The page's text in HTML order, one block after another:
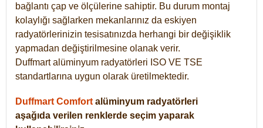
bağlantı çap ve ölçülerine sahiptir. Bu durum montaj
kolaylığı sağlarken mekanlarınız da eskiyen
radyatörlerinizin tesisatınızda herhangi bir değişiklik
yapmadan değiştirilmesine olanak verir.
Duffmart alüminyum radyatörleri ISO VE TSE
standartlarına uygun olarak üretilmektedir.
Duffmart Comfort alüminyum radyatörleri
aşağıda verilen renklerde seçim yaparak